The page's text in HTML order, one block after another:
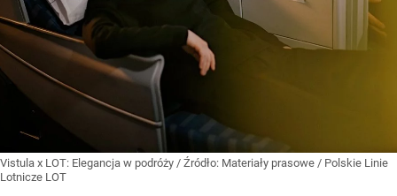
Vistula x LOT: Elegancja w podróży / Źródło: Materiały prasowe / Polskie Linie
Lotnicze LOT